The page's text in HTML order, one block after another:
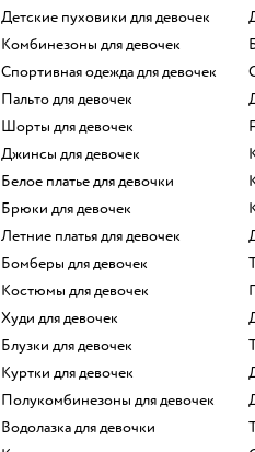
Детские пуховики для девочек
Комбинезоны для девочек
Спортивная одежда для девочек
Пальто для девочек
Шорты для девочек
Джинсы для девочек
Белое платье для девочки
Брюки для девочек
Летние платья для девочек
Бомберы для девочек
Костюмы для девочек
Худи для девочек
Блузки для девочек
Куртки для девочек
Полукомбинезоны для девочек
Водолазка для девочки